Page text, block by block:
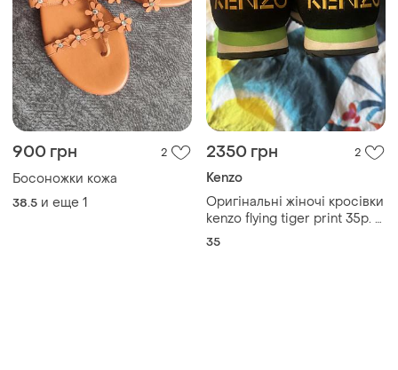
900 грн 2
Босоножки кожа
38.5 и еще 1
2350 грн 2
Kenzo
Оригінальні жіночі кросівки
kenzo flying tiger print 35р. в
ідеальному стані
35